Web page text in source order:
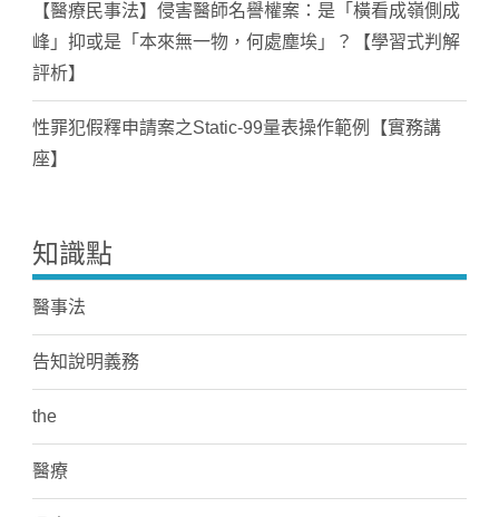
【醫療民事法】侵害醫師名譽權案：是「橫看成嶺側成
峰」抑或是「本來無一物，何處塵埃」？【學習式判解
評析】
性罪犯假釋申請案之Static-99量表操作範例【實務講
座】
知識點
醫事法
告知說明義務
the
醫療